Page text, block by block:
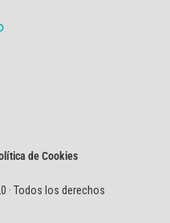
de Cookies
· Todos los derechos